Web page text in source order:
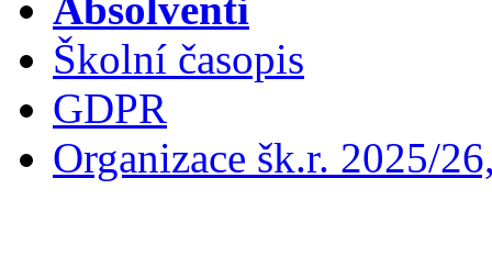
Absolventi
Školní časopis
GDPR
Organizace šk.r. 2025/